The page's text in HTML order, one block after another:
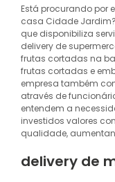
Está procurando por
casa Cidade
que disponibiliza
delivery de
frutas cortadas na
frutas cortadas e
empresa também
através de
entendem a
investidos valores
qualidade,
delivery de